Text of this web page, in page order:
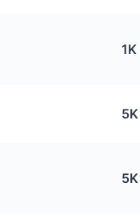
1K
5K
5K